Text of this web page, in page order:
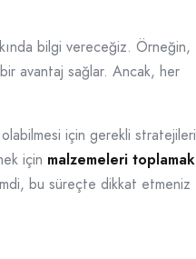
bilgi vereceğiz. Örneğin,
avantaj sağlar. Ancak, her
için gerekli stratejileri
için malzemeleri toplamak
bu süreçte dikkat etmeniz